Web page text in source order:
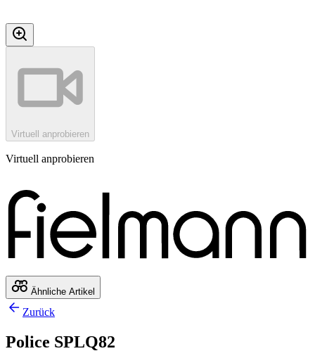
Virtuell anprobieren
Virtuell anprobieren
Ähnliche Artikel
Zurück
Police SPLQ82